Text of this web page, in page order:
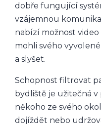
dobře fungující
vzájemnou
nabízí možnost
mohli svého
a slyšet.
Schopnost filtrovat
bydliště je užitečná
někoho ze svého
dojíždět nebo